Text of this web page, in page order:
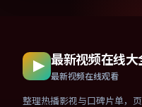
最新视频在线大
最新视频在线观看
整理热播影视与口碑片单，